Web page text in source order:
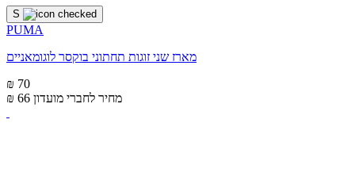
S
PUMA
מארז שני זוגות תחתוני בוקסר לוגומאניים
₪ 70
₪ 66 מחיר לחברי מועדון